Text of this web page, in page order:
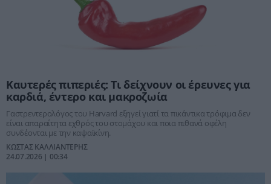
Καυτερές πιπεριές: Τι δείχνουν οι έρευνες για
καρδιά, έντερο και μακροζωία
Γαστρεντερολόγος του Harvard εξηγεί γιατί τα πικάντικα τρόφιμα δεν
είναι απαραίτητα εχθρός του στομάχου και ποια πιθανά οφέλη
συνδέονται με την καψαϊκίνη.
ΚΩΣΤΑΣ ΚΑΛΛΙΑΝΤΕΡΗΣ
24.07.2026 | 00:34